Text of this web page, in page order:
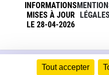
Tout accepter
INFORMATIONS
MISES À JOUR
LE 28-04-2026
LÉGALES